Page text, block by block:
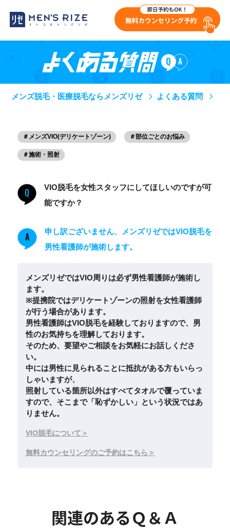
メンズ脱毛・医療脱毛ならメンズリゼ よくある質問
＃メンズVIO(デリケートゾーン) ＃部位ごとのお悩み
＃施術・照射
Q
VIO脱毛を女性スタッフにしてほしいのですが可
能ですか？
A
申し訳ございません、メンズリゼではVIO脱毛を
男性看護師が施術します。
メンズリゼではVIO周りは必ず男性看護師が施術し
ます。
※提携院ではデリケートゾーンの照射を女性看護師
が行う場合があります。
男性看護師はVIO脱毛を経験しておりますので、男
性のお気持ちを理解しております。
そのため、要望やご相談をお気軽にお話しくださ
い。
中には男性に見られることに抵抗がある方もいらっ
しゃいますが、
照射している箇所以外はすべてタオルで覆っていま
すので、そこまで「恥ずかしい」という状況ではあ
りません。
VIO脱毛について
無料カウンセリングのご予約はこちら
関連のあるＱ＆Ａ